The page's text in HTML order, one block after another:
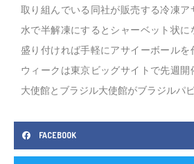
取り組んでいる同社が販売する冷凍
水で半解凍にするとシャーベット状に
盛り付ければ手軽にアサイーボールを
ウィークは東京ビッグサイトで先週
大使館とブラジル大使館がブラジルパ
FACEBOOK